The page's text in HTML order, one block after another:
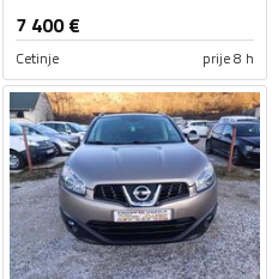
7 400€
Cetinje prije 8 h